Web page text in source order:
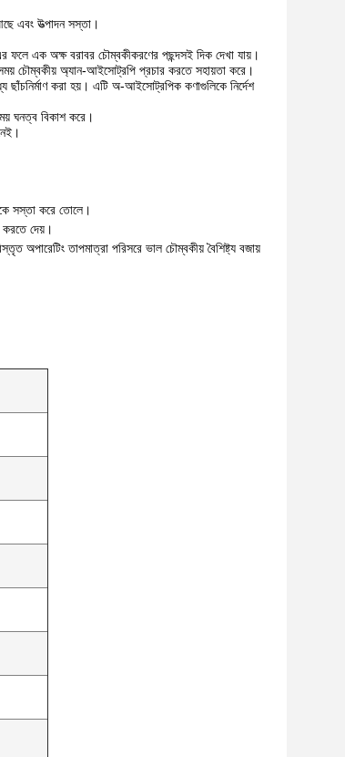
এবং উত্পাদন সস্তা।
এক অক্ষ বরাবর চৌম্বকীকরণের পছন্দসই দিক দেখা যায়।
সময় চৌম্বকীয় অ্যান-আইসোট্রপি প্রচার করতে সহায়তা করে।
ছাঁচনির্মাণ করা হয়। এটি অ-আইসোট্রপিক কণাগুলিকে নির্দেশ
ঘনত্ব বিকাশ করে।
সস্তা করে তোলে।
করতে দেয়।
অপারেটিং তাপমাত্রা পরিসরে ভাল চৌম্বকীয় বৈশিষ্ট্য বজায়